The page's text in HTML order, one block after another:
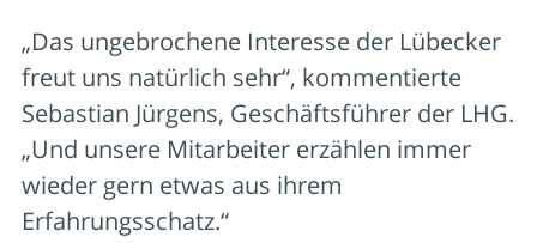
„Das ungebrochene Interesse der Lübecker
freut uns natürlich sehr“, kommentierte
Sebastian Jürgens, Geschäftsführer der LHG.
„Und unsere Mitarbeiter erzählen immer
wieder gern etwas aus ihrem
Erfahrungsschatz.“